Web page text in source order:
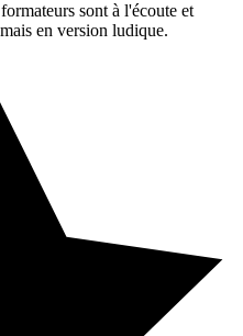
sont à l'écoute et
en version ludique.